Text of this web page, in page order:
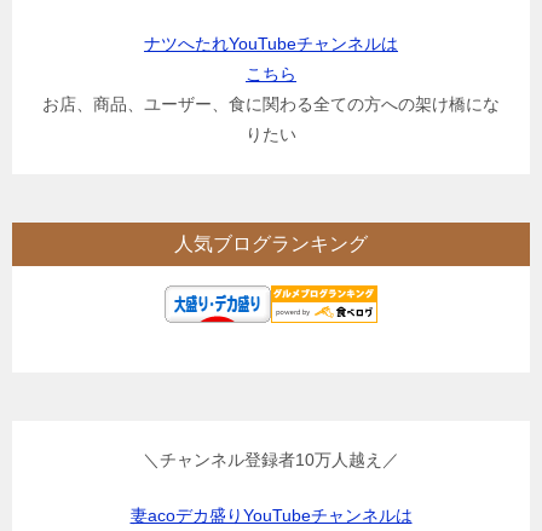
ナツへたれYouTubeチャンネルは
こちら
お店、商品、ユーザー、食に関わる全ての方への架け橋にな
りたい
人気ブログランキング
＼チャンネル登録者10万人越え／
妻acoデカ盛りYouTubeチャンネルは